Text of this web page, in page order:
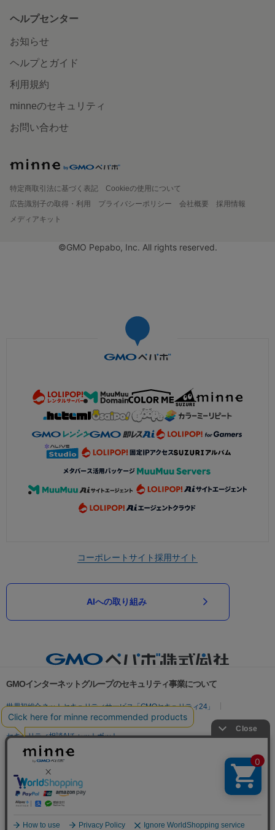
ヘルプセンター
お知らせ
ヘルプとガイド
利用規約
minneのセキュリティ
お問い合わせ
特定商取引法に基づく表記
Cookieの使用について
広告識別子の取得・利用
プライバシーポリシー 会社概要
採用情報
メディアキット
©GMO Pepabo, Inc. All rights reserved.
コーポレートサイト採用サイト
AIへの取り組み
GMOインターネットグループのセキュリティ事業について
世界初総合ネットセキュリティサービス「GMOセキュリティ24」
パスワード漏洩診断
Webサイトリスク診断
セキュリティ相談AIチャットボット
実在証明・盗聴対策
サイバー攻撃対策（GMO Flatt Security）
セキュリティ事業の軌跡